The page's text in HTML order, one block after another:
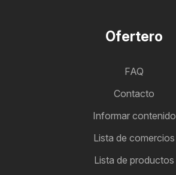
Ofertero
FAQ
Contacto
Informar contenido
Lista de comercios
Lista de productos